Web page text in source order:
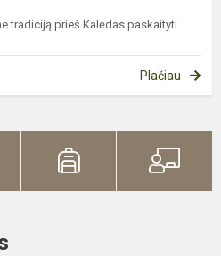
tradiciją prieš Kalėdas paskaityti
Plačiau